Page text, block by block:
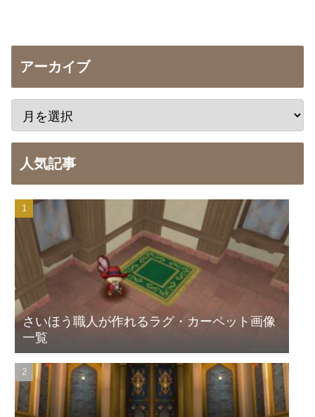
アーカイブ
人気記事
さいほう職人が作れるラグ・カーペット画像
一覧